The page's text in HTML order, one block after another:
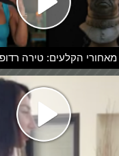
מאחורי הקלעים: טירה